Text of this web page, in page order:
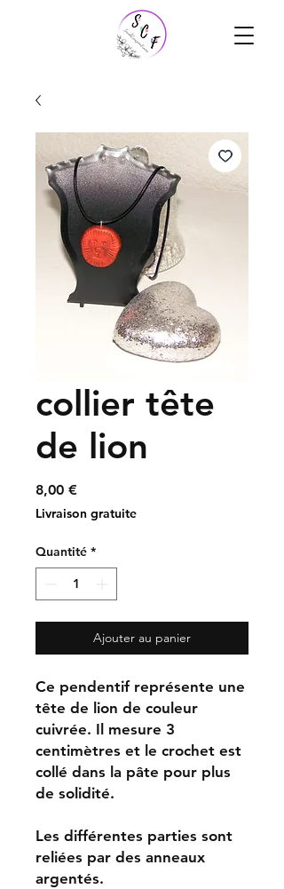
collier tête
de lion
8,00 €Prix
Livraison gratuite
Quantité *
Ajouter au panier
Ce pendentif représente une
tête de lion de couleur
cuivrée. Il mesure 3
centimètres et le crochet est
collé dans la pâte pour plus
de solidité.
Les différentes parties sont
reliées par des anneaux
argentés.